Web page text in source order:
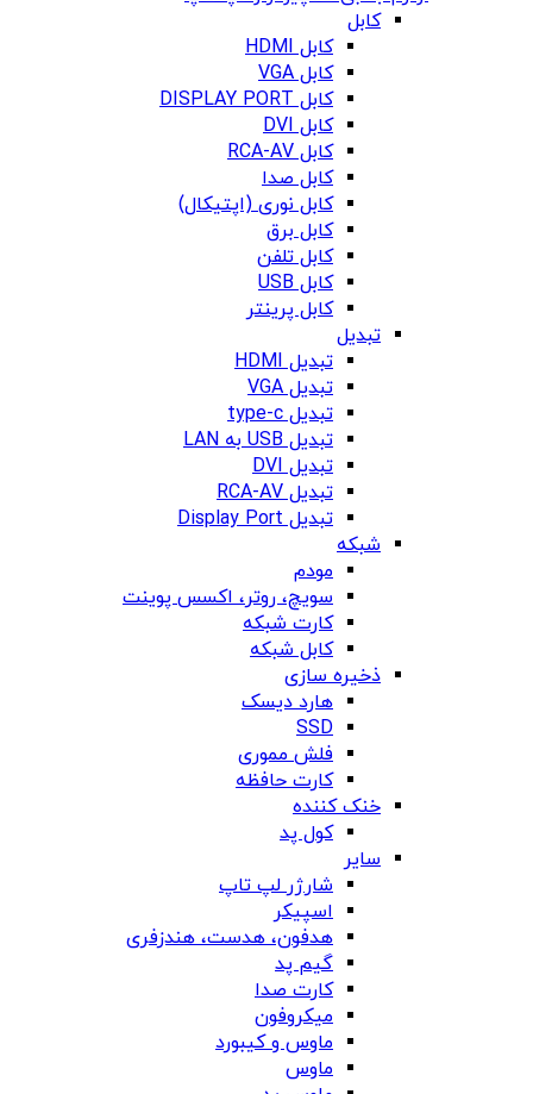
کابل
کابل HDMI
کابل VGA
کابل DISPLAY PORT
کابل DVI
کابل RCA-AV
کابل صدا
کابل نوری (اپتیکال)
کابل برق
کابل تلفن
کابل USB
کابل پرینتر
تبدیل
تبدیل HDMI
تبدیل VGA
تبدیل type-c
تبدیل USB به LAN
تبدیل DVI
تبدیل RCA-AV
تبدیل Display Port
شبکه
مودم
سویچ، روتر، اکسس پوینت
کارت شبکه
کابل شبکه
ذخیره سازی
هارد دیسک
SSD
فلش مموری
کارت حافظه
خنک کننده
کول پد
سایر
شارژر لپ تاپ
اسپیکر
هدفون، هدست، هندزفری
گیم پد
کارت صدا
میکروفون
ماوس و کیبورد
ماوس